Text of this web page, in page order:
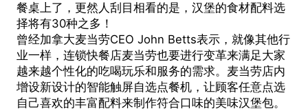
餐桌上了，更然人刮目相看的是，汉堡的食材配料选
择将有30种之多！
曾经加拿大麦当劳CEO John Betts表示，就像其他行
业一样，连锁快餐店麦当劳也要进行变革来满足大家
越来越个性化的吃喝玩乐和服务的需求。麦当劳店内
增设新设计的智能触屏自选点餐机，让顾客任意点选
自己喜欢的丰富配料来制作符合口味的美味汉堡包。